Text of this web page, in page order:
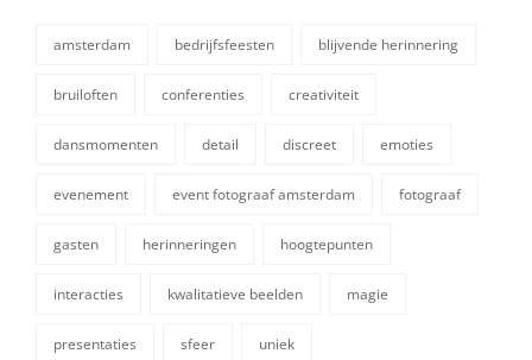
amsterdam bedrijfsfeesten blijvende herinnering
bruiloften conferenties creativiteit
dansmomenten detail discreet emoties
evenement event fotograaf amsterdam fotograaf
gasten herinneringen hoogtepunten
interacties kwalitatieve beelden magie
presentaties sfeer uniek